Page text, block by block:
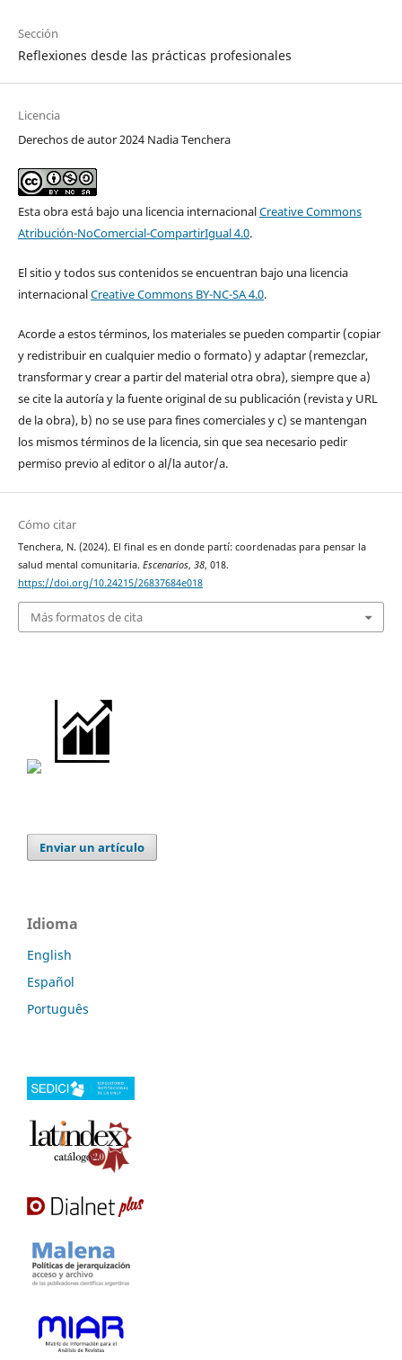
Sección
Reflexiones desde las prácticas profesionales
Licencia
Derechos de autor 2024 Nadia Tenchera
Esta obra está bajo una licencia internacionalCreative Commons
Atribución-NoComercial-CompartirIgual 4.0.
El sitio y todos sus contenidos se encuentran bajo una licencia
internacionalCreative Commons BY-NC-SA 4.0.
Acorde a estos términos, los materiales se pueden compartir (copiar
y redistribuir en cualquier medio o formato) y adaptar (remezclar,
transformar y crear a partir del material otra obra), siempre que a)
se cite la autoría y la fuente original de su publicación (revista y URL
de la obra), b) no se use para fines comerciales y c) se mantengan
los mismos términos de la licencia, sin que sea necesario pedir
permiso previo al editor o al/la autor/a.
Cómo citar
Tenchera, N. (2024). El final es en donde partí: coordenadas para pensar la
salud mental comunitaria. Escenarios, 38, 018.
https://doi.org/10.24215/26837684e018
Más formatos de cita
Enviar un artículo
Idioma
English
Español
Português